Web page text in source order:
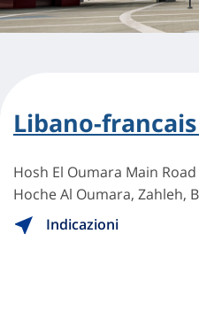
Libano-
Hosh El Oumara Main Road
Hoche Al Oumara, Zahleh,
Indicazioni